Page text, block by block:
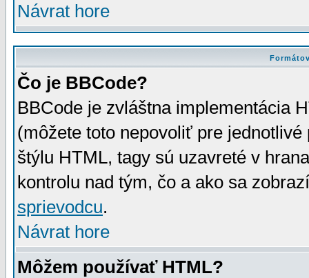
Návrat hore
Čo je BBCode?
BBCode je zvláštna implementácia
(môžete toto nepovoliť pre
štýlu HTML, tagy sú uzavreté v
kontrolu nad tým, čo a ako sa
sprievodcu.
Návrat hore
Môžem používať HTML?